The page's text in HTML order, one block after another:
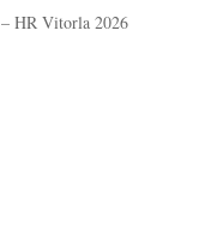
HR Vitorla 2026